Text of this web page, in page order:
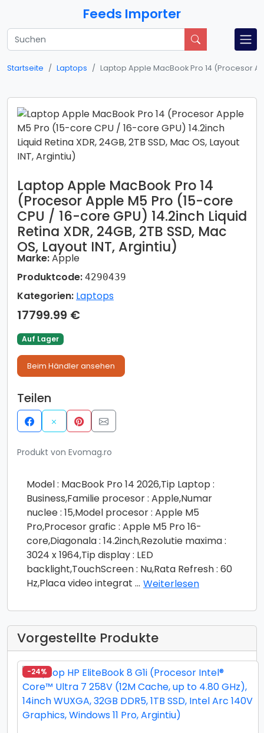
Feeds Importer
Startseite Laptops Laptop Apple MacBook Pro 14 (Procesor
Laptop Apple MacBook Pro 14
(Procesor Apple M5 Pro (15-core
CPU / 16-core GPU) 14.2inch Liquid
Retina XDR, 24GB, 2TB SSD, Mac
OS, Layout INT, Argintiu)
Marke:Apple
Produktcode: 4290439
Kategorien: Laptops
17799.99 €
Auf Lager
Beim Händler ansehen
Teilen
Produkt von Evomag.ro
Model : MacBook Pro 14 2026,Tip Laptop :
Business,Familie procesor : Apple,Numar
nuclee : 15,Model procesor : Apple M5
Pro,Procesor grafic : Apple M5 Pro 16-
core,Diagonala : 14.2inch,Rezolutie maxima :
3024 x 1964,Tip display : LED
backlight,TouchScreen : Nu,Rata Refresh : 60
Hz,Placa video integrat ... Weiterlesen
Vorgestellte Produkte
-24%